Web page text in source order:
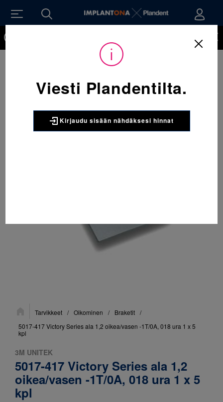
Sijainti:Tarvikkeet / Oikominen / Braketit /
5017-417 Victory Series ala 1,2 oikea/vasen -1T/0A, 018 ura 1 x 5
kpl
3M UNITEK
5017-417 Victory Series ala 1,2
oikea/vasen -1T/0A, 018 ura 1 x 5
kpl
Viesti Plandentilta.
Kirjaudu sisään nähdäksesi hinnat